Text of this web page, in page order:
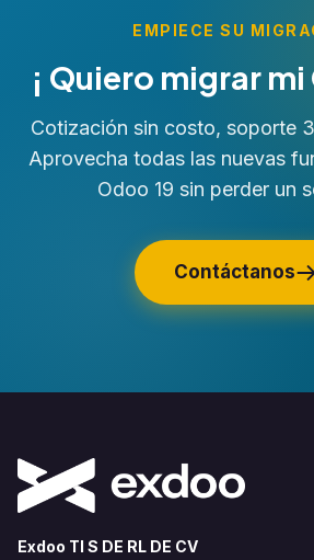
EMPIECE SU
¡ Quiero migrar
Cotización sin costo, soporte
Aprovecha todas las nuevas
Odoo 19 sin perder un
Contáctanos
Exdoo TI S DE RL DE CV